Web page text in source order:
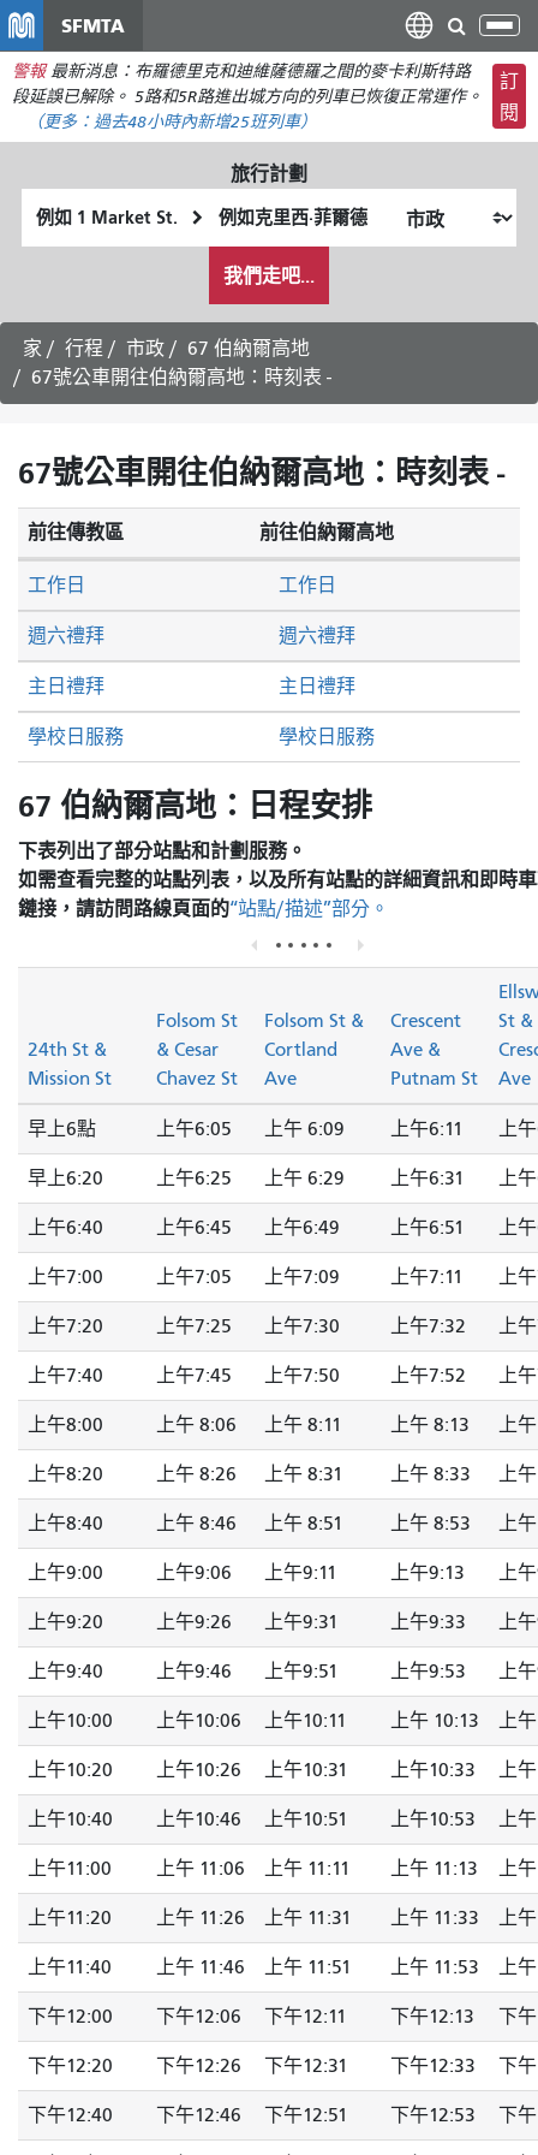
主
要
內
容
SFMTA
切
換
導
航
警報 最新消息：布羅德里克和迪維薩德羅之間的麥卡利斯特路
段延誤已解除。 5路和5R路進出城方向的列車已恢復正常運作。
（更多： 過去48小時內新增25班列車）
訂
閱
旅行計劃
起
始
終
點
我
希
望
的
旅
行
式
我們走吧...
家 行程 市政
67 伯納爾高地
67號公車開往伯納爾高地：時刻表 -
67號公車開往伯納爾高地：時刻表 -
前往傳教區 前往伯納爾高地
週六禮拜 週六禮拜
主日禮拜 主日禮拜
工作日 工作日
學校日服務 學校日服務
67 伯納爾高地：日程安排
下表列出了部分站點和計劃服務。
如需查看完整的站點列表，以及所有站點的詳細資訊和即時
鏈接，請訪問路線頁面的“站點/描述”部分。
24th St &
Mission St
Folsom St
& Cesar
Chavez St
Folsom St &
Cortland
Ave
Crescent
Ave &
Putnam St
St &
Ave
早上6點 上午6:05 上午 6:09 上午6:11 上
早上6:20 上午6:25 上午 6:29 上午6:31 上
上午6:40 上午6:45 上午6:49 上午6:51 上
上午7:00 上午7:05 上午7:09 上午7:11 上
上午7:20 上午7:25 上午7:30 上午7:32 上
上午7:40 上午7:45 上午7:50 上午7:52 上
上午8:00 上午 8:06 上午 8:11 上午 8:13 上
上午8:20 上午 8:26 上午 8:31 上午 8:33 上
上午8:40 上午 8:46 上午 8:51 上午 8:53 上
上午9:00 上午9:06 上午9:11 上午9:13 上
上午9:20 上午9:26 上午9:31 上午9:33 上
上午9:40 上午9:46 上午9:51 上午9:53 上
上午10:00 上午10:06 上午10:11 上午 10:13 上
上午10:20 上午10:26 上午10:31 上午10:33 上
上午10:40 上午10:46 上午10:51 上午10:53 上
上午11:00 上午 11:06 上午 11:11 上午 11:13 上
上午11:20 上午 11:26 上午 11:31 上午 11:33 上
上午11:40 上午 11:46 上午 11:51 上午 11:53 上
下午12:00 下午12:06 下午12:11 下午12:13 下
下午12:20 下午12:26 下午12:31 下午12:33 下
下午12:40 下午12:46 下午12:51 下午12:53 下